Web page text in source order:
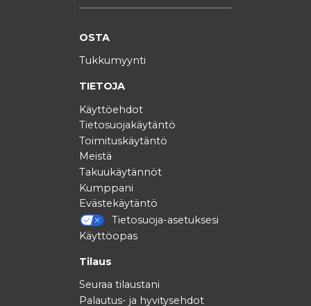
OSTA
Tukkumyynti
TIETOJA
Käyttöehdot
Tietosuojakäytäntö
Toimituskäytäntö
Meistä
Takuukäytännöt
Kumppani
Evästekäytäntö
Tietosuoja-asetuksesi
Käyttöopas
Tilaus
Seuraa tilaustani
Palautus- ja hyvitysehdot